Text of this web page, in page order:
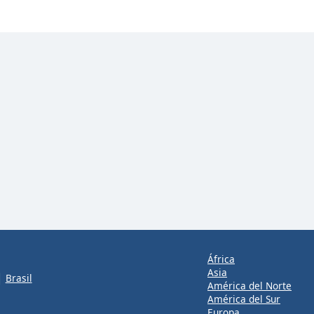
Brasil
África
Asia
América del Norte
América del Sur